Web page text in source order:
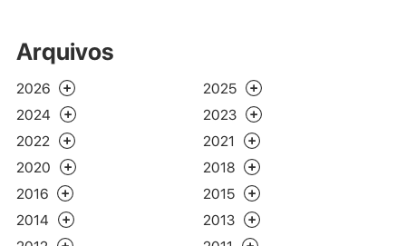
Arquivos
2026
2025
2024
2023
2022
2021
2020
2018
2016
2015
2014
2013